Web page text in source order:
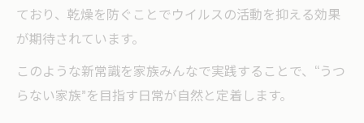
ており、乾燥を防ぐことでウイルスの活動を抑える効果
が期待されています。
このような新常識を家族みんなで実践することで、“うつ
らない家族”を目指す日常が自然と定着します。